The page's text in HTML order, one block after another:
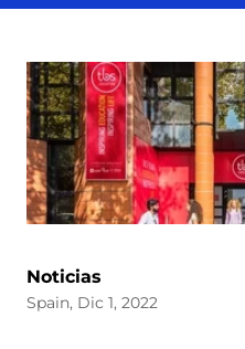
Noticias
Spain, Dic 1, 2022